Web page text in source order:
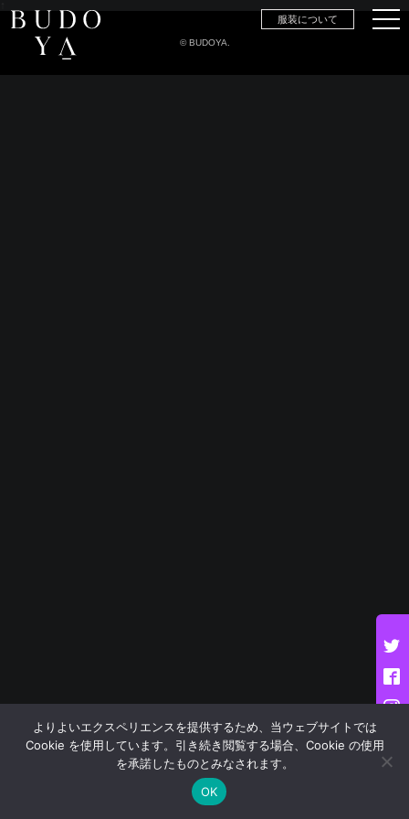
服装について
© BUDOYA.
よりよいエクスペリエンスを提供するため、当ウェブサイトでは
Cookie を使用しています。引き続き閲覧する場合、Cookie の使用
を承諾したものとみなされます。
OK